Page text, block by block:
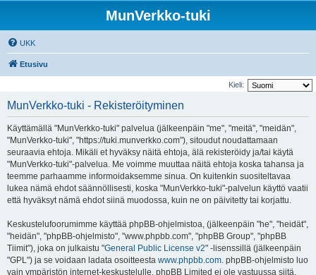
MunVerkko-tuki
UKK
Etusivu
Kieli:
MunVerkko-tuki - Rekisteröityminen
Käyttämällä "MunVerkko-tuki" palvelua (jälkeenpäin "me", "meitä", "meidän",
"MunVerkko-tuki", "https://tuki.munverkko.com"), sitoudut noudattamaan
seuraavia ehtoja. Mikäli et hyväksy näitä ehtoja, älä rekisteröidy ja/tai käytä
"MunVerkko-tuki"-palvelua. Me voimme muuttaa näitä ehtoja koska tahansa ja
teemme parhaamme informoidaksemme sinua. On kuitenkin suositeltavaa
lukea nämä ehdot säännöllisesti, koska "MunVerkko-tuki"-palvelun käyttö vaatii
että hyväksyt nämä ehdot siinä muodossa, kuin ne on päivitetty tai korjattu.
Keskustelufoorumimme käyttää phpBB-ohjelmistoa, (jälkeenpäin "he", "heidät",
"heidän", "phpBB-ohjelmisto", "www.phpbb.com", "phpBB Group", "phpBB
Tiimit"), joka on julkaistu "General Public License v2" -lisenssillä (jälkeenpäin
"GPL") ja se voidaan ladata osoitteesta www.phpbb.com. phpBB-ohjelmisto luo
vain ympäristön internet-keskustelulle. phpBB Limited ei ole vastuussa siitä,